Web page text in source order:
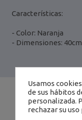
Características:
- Color: Naranja
- Dimensiones:
Usamos
de sus hábitos
personalizada.
rechazar su uso